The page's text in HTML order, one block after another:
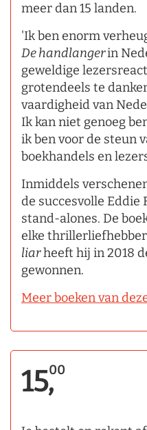
meer dan 15 landen.
'Ik ben enorm
De handlangerin
geweldige
grotendeels te
vaardigheid van
Ik kan niet genoeg
ik ben voor de steun
boekhandels en
Inmiddels
de succesvolle Eddie
stand-alones. De
elke
liarheeft hij in 2018
gewonnen.
Meer boeken van
15,00